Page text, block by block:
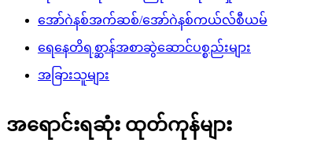
အော်ဂဲနစ်အက်ဆစ်/အော်ဂဲနစ်ကယ်လ်စီယမ်
ရေနေတိရစ္ဆာန်အစာဆွဲဆောင်ပစ္စည်းများ
အခြားသူများ
အရောင်းရဆုံး ထုတ်ကုန်များ